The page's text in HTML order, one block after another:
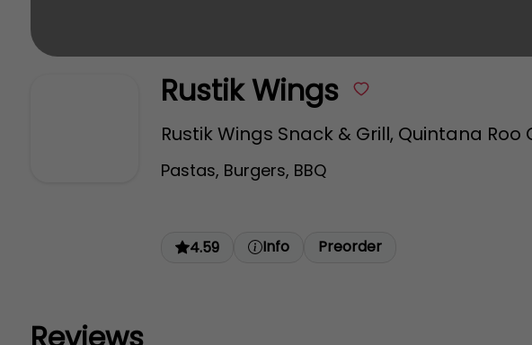
Rustik Wings
Rustik Wings Snack & Grill, Quintana Roo
Pastas, Burgers, BBQ
4.59 Info Preorder